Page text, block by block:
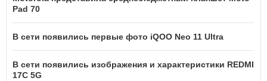
Pad 70
В сети появились первые фото iQOO Neo 11 Ultra
В сети появились изображения и характеристики REDMI
17C 5G